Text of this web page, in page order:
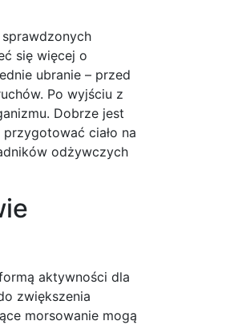
się więcej o
ubranie – przed
Po wyjściu z
Dobrze jest
ciało na
odżywczych
aktywności dla
zwiększenia
morsowanie mogą